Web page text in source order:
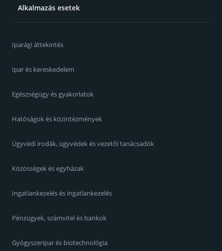
Alkalmazás esetek
Iparági áttekintés
Ipar és kereskedelem
Egészségügy és gyakorlatok
Hatóságok és közintézmények
Ügyvédi irodák, ügyvédek és vezetői tanácsadók
Közösségek és egyházak
Ingatlankezelés és ingatlankezelés
Pénzügyek, számvitel és bankok
Gyógyszeripar és biotechnológia